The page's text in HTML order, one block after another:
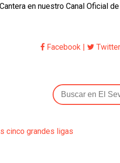
en nuestro Canal Oficial de
Facebook | Twitter
cinco grandes ligas